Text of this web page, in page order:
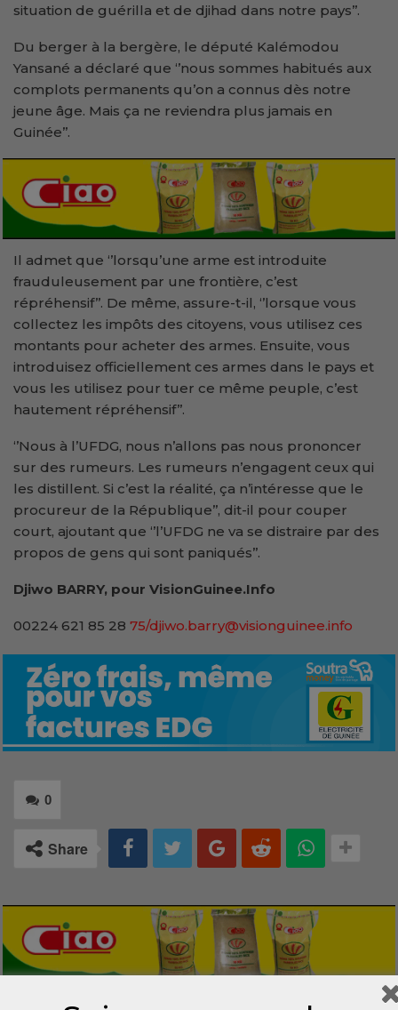
situation de guérilla et de djihad dans notre pays’’.
Du berger à la bergère, le député Kalémodou
Yansané a déclaré que ‘’nous sommes habitués aux
complots permanents qu’on a connus dès notre
jeune âge. Mais ça ne reviendra plus jamais en
Guinée’’.
Il admet que ‘’lorsqu’une arme est introduite
frauduleusement par une frontière, c’est
répréhensif’’. De même, assure-t-il, ‘’lorsque vous
collectez les impôts des citoyens, vous utilisez ces
montants pour acheter des armes. Ensuite, vous
introduisez officiellement ces armes dans le pays et
vous les utilisez pour tuer ce même peuple, c’est
hautement répréhensif’’.
‘’Nous à l’UFDG, nous n’allons pas nous prononcer
sur des rumeurs. Les rumeurs n’engagent ceux qui
les distillent. Si c’est la réalité, ça n’intéresse que le
procureur de la République’’, dit-il pour couper
court, ajoutant que ‘’l’UFDG ne va se distraire par des
propos de gens qui sont paniqués’’.
Djiwo BARRY, pour VisionGuinee.Info
00224 621 85 28 75/djiwo.barry@visionguinee.info
0
Share